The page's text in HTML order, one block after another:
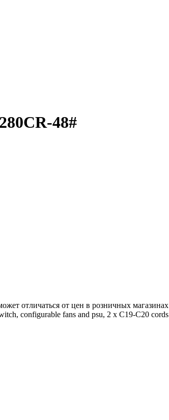
48#
отличаться от цен в розничных магазинах
configurable fans and psu, 2 x C19-C20 cords